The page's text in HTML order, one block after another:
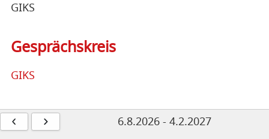
GIKS
Gesprächskreis
GIKS
6.8.2026 - 4.2.2027